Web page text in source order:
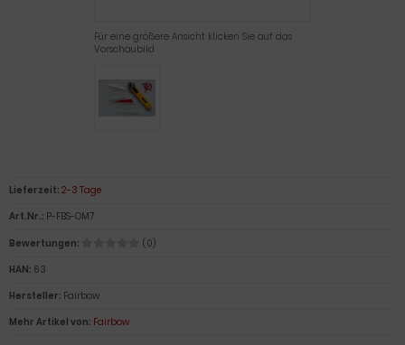
Für eine größere Ansicht klicken Sie auf das
Vorschaubild
Lieferzeit: 2-3 Tage
Art.Nr.: P-FBS-OM7
Bewertungen:
(0)
HAN: 63
Hersteller: Fairbow
Mehr Artikel von: Fairbow